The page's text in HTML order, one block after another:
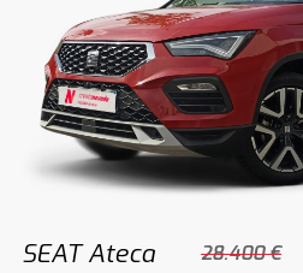
SEAT Ateca 28.400 €